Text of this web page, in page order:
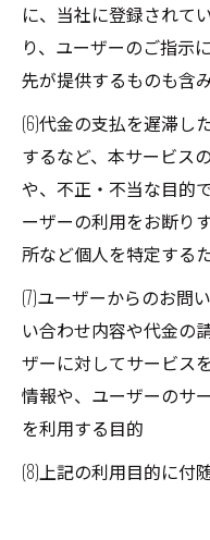
に、当社に登録されて
り、ユーザーのご指示
先が提供するものも含
(6)代金の支払を遅滞し
するなど、本サービス
や、不正・不当な目的
ーザーの利用をお断り
所など個人を特定する
(7)ユーザーからのお問
い合わせ内容や代金の
ザーに対してサービス
情報や、ユーザーのサ
を利用する目的
(8)上記の利用目的に付